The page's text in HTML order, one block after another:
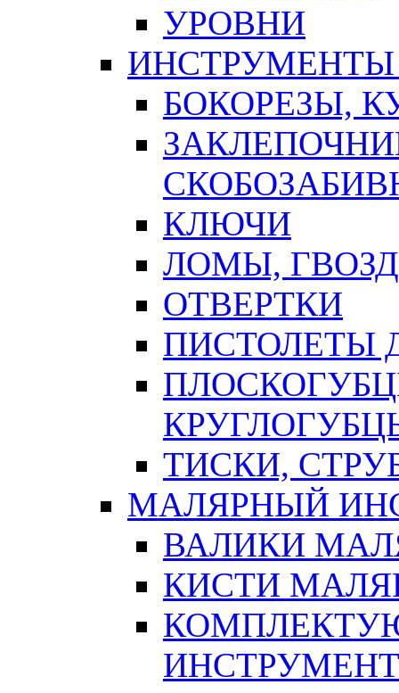
УРОВНИ
БОКОРЕЗЫ,
КЛЮЧИ
ЛОМЫ,
ОТВЕРТКИ
ПИСТОЛЕТЫ
ТИСКИ,
МАЛЯРНЫЙ
ВАЛИКИ
КИСТИ